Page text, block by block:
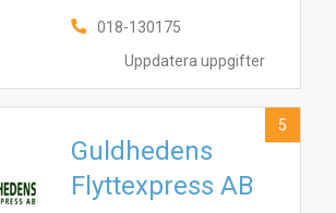
Uppdatera uppgifter
018-130175
Guldhedens
Flyttexpress AB
5